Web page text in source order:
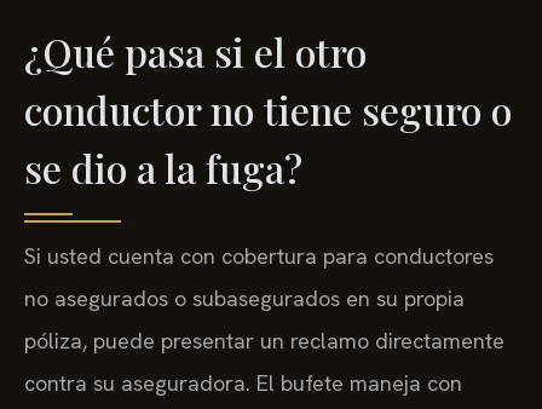
¿Qué pasa si el otro
conductor no tiene seguro o
se dio a la fuga?
Si usted cuenta con cobertura para conductores
no asegurados o subasegurados en su propia
póliza, puede presentar un reclamo directamente
contra su aseguradora. El bufete maneja con